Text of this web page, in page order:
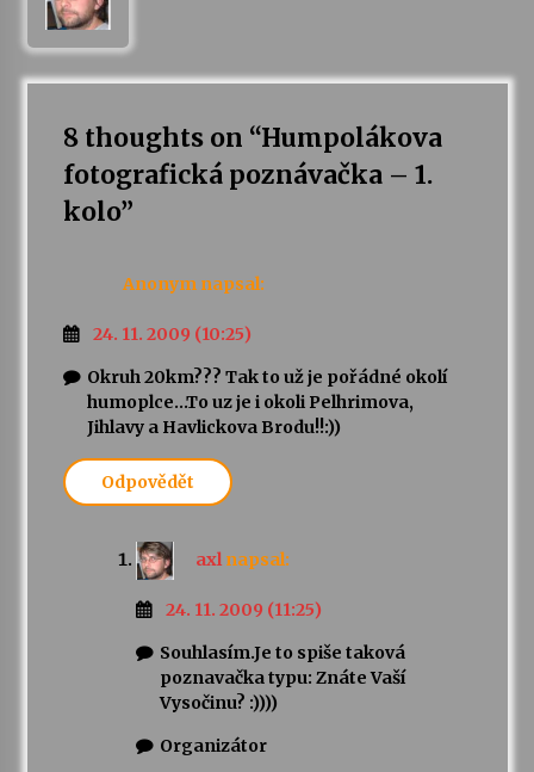
8 thoughts on “Humpolákova
fotografická poznávačka – 1.
kolo”
Anonym napsal:
24. 11. 2009 (10:25)
Okruh 20km??? Tak to už je pořádné okolí
humoplce…To uz je i okoli Pelhrimova,
Jihlavy a Havlickova Brodu!!:))
Odpovědět
axl napsal:
24. 11. 2009 (11:25)
Souhlasím.Je to spiše taková
poznavačka typu: Znáte Vaší
Vysočinu? :))))
Organizátor